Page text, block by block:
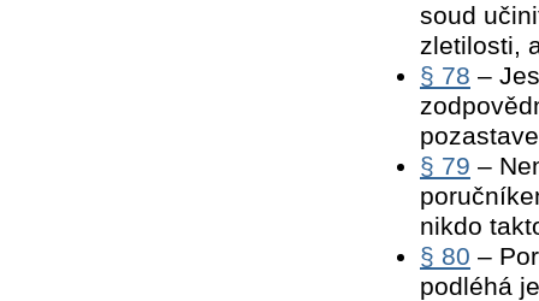
soud
zletilosti,
§ 78 –
§ 79 –
nikdo
§ 80 –
podléhá